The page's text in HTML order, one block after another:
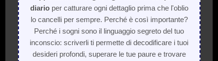
diarioper catturare ogni dettaglio prima che l'oblio
lo cancelli per sempre. Perché è così importante?
Perché i sogni sono il linguaggio segreto del tuo
inconscio: scriverli ti permette di decodificare i tuoi
desideri profondi, superare le tue paure e trovare